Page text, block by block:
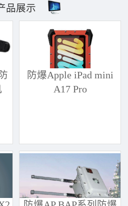
品展示
防爆Apple iPad mini
A17 Pro